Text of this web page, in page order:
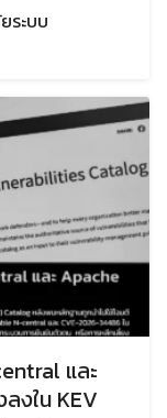
ระบบ
และ
งใน KEV